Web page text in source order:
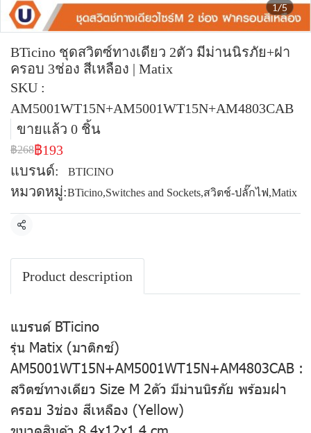
1/5
BTicino ชุดสวิตซ์ทางเดียว 2ตัว มีม่านนิรภัย+ฝา
ครอบ 3ช่อง สีเหลือง | Matix
SKU :
AM5001WT15N+AM5001WT15N+AM4803CAB
ขายแล้ว 0 ชิ้น
฿268฿193
แบรนด์:
BTICINO
หมวดหมู่:BTicino,Switches and Sockets,สวิตช์-ปลั๊กไฟ,Matix
แชร์
Product description
แบรนด์ BTicino
รุ่น Matix (มาติกซ์)
AM5001WT15N+AM5001WT15N+AM4803CAB
สวิตซ์ทางเดียว Size M 2ตัว มีม่านนิรภัย พร้อมฝา
ครอบ 3ช่อง สีเหลือง (Yellow)